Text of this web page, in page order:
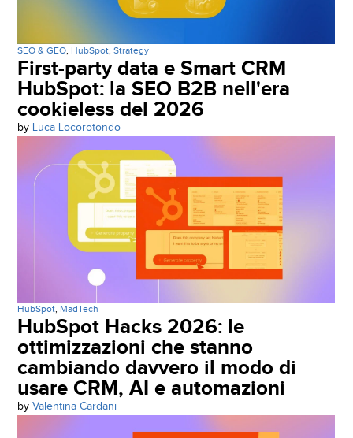
SEO & GEO, HubSpot,Strategy
First-party data e Smart CRM
HubSpot: la SEO B2B nell'era
cookieless del 2026
by Luca Locorotondo
HubSpot, MadTech
HubSpot Hacks 2026: le
ottimizzazioni che stanno
cambiando davvero il modo di
usare CRM, AI e automazioni
byValentina Cardani